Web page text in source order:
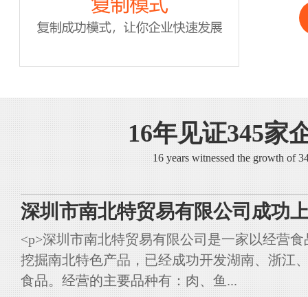
16年见证345家
16 years witnessed the growth of
深圳市南北特贸易有限公司成功
<p>深圳市南北特贸易有限公司是一家以经营
挖掘南北特色产品，已经成功开发湖南、浙江
食品。经营的主要品种有：肉、鱼...